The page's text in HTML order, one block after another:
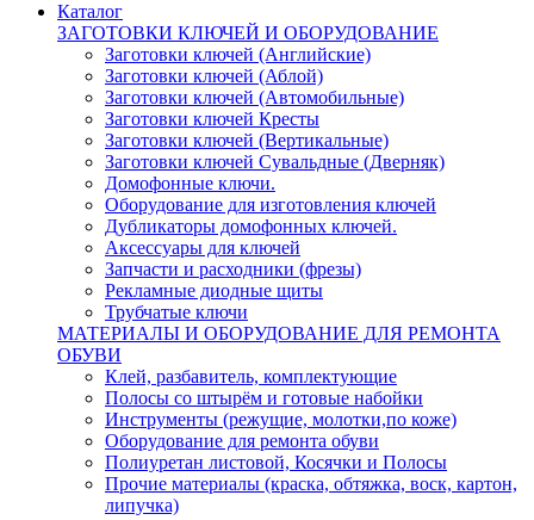
Каталог
ЗАГОТОВКИ КЛЮЧЕЙ И ОБОРУДОВАНИЕ
Заготовки ключей (Английские)
Заготовки ключей (Аблой)
Заготовки ключей (Автомобильные)
Заготовки ключей Кресты
Заготовки ключей (Вертикальные)
Заготовки ключей Сувальдные (Дверняк)
Домофонные ключи.
Оборудование для изготовления ключей
Дубликаторы домофонных ключей.
Аксессуары для ключей
Запчасти и расходники (фрезы)
Рекламные диодные щиты
Трубчатые ключи
МАТЕРИАЛЫ И ОБОРУДОВАНИЕ ДЛЯ РЕМОНТА
ОБУВИ
Клей, разбавитель, комплектующие
Полосы со штырём и готовые набойки
Инструменты (режущие, молотки,по коже)
Оборудование для ремонта обуви
Полиуретан листовой, Косячки и Полосы
Прочие материалы (краска, обтяжка, воск, картон,
липучка)